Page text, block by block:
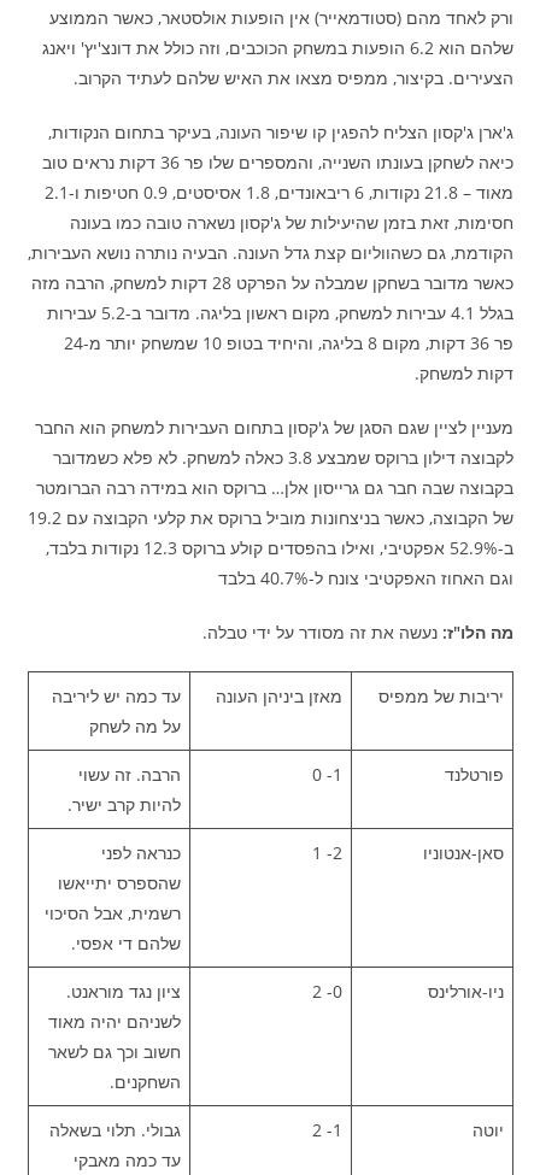
ורק לאחד מהם (סטודמאייר) אין הופעות אולסטאר, כאשר הממוצע
שלהם הוא 6.2 הופעות במשחק הכוכבים, וזה כולל את דונצ'יץ' ויאנג
הצעירים. בקיצור, ממפיס מצאו את האיש שלהם לעתיד הקרוב.
ג'ארן ג'קסון הצליח להפגין קו שיפור העונה, בעיקר בתחום הנקודות,
כיאה לשחקן בעונתו השנייה, והמספרים שלו פר 36 דקות נראים טוב
מאוד – 21.8 נקודות, 6 ריבאונדים, 1.8 אסיסטים, 0.9 חטיפות ו-2.1
חסימות, זאת בזמן שהיעילות של ג'קסון נשארה טובה כמו בעונה
הקודמת, גם כשהווליום קצת גדל העונה. הבעיה נותרה נושא העבירות,
כאשר מדובר בשחקן שמבלה על הפרקט 28 דקות למשחק, הרבה מזה
בגלל 4.1 עבירות למשחק, מקום ראשון בליגה. מדובר ב-5.2 עבירות
פר 36 דקות, מקום 8 בליגה, והיחיד בטופ 10 שמשחק יותר מ-24
דקות למשחק.
מעניין לציין שגם הסגן של ג'קסון בתחום העבירות למשחק הוא החבר
לקבוצה דילון ברוקס שמבצע 3.8 כאלה למשחק. לא פלא כשמדובר
בקבוצה שבה חבר גם גרייסון אלן… ברוקס הוא במידה רבה הברומטר
של הקבוצה, כאשר בניצחונות מוביל ברוקס את קלעי הקבוצה עם 19.2
ב-52.9% אפקטיבי, ואילו בהפסדים קולע ברוקס 12.3 נקודות בלבד,
וגם האחוז האפקטיבי צונח ל-40.7% בלבד
מה הלו"ז:נעשה את זה מסודר על ידי טבלה.
יריבות של ממפיס מאזן ביניהן העונה
עד כמה יש ליריבה
על מה לשחק
פורטלנד 1- 0
הרבה. זה עשוי
להיות קרב ישיר.
סאן-אנטוניו 2- 1
כנראה לפני
שהספרס יתייאשו
רשמית, אבל הסיכוי
שלהם די אפסי.
ניו-אורלינס 0- 2
ציון נגד מוראנט.
לשניהם יהיה מאוד
חשוב וכך גם לשאר
השחקנים.
יוטה 1- 2
גבולי. תלוי בשאלה
עד כמה מאבקי